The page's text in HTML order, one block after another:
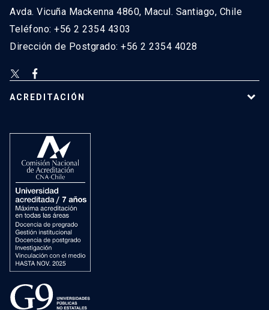
Avda. Vicuña Mackenna 4860, Macul. Santiago, Chile
Teléfono: +56 2 2354 4303
Dirección de Postgrado: +56 2 2354 4028
ACREDITACIÓN